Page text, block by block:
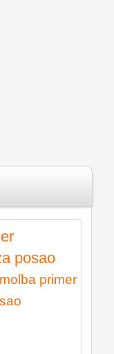
posao
molba primer